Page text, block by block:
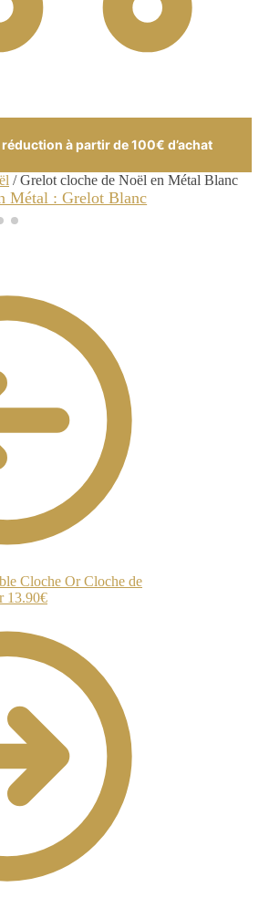
réduction à partir de 100€ d’achat
/Grelot cloche de Noël en Métal Blanc
Cloche de
13.90€